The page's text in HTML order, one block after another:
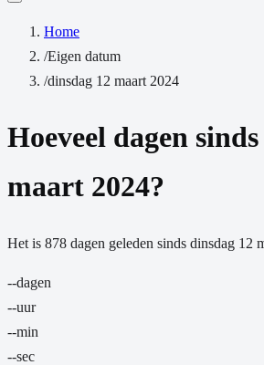
Home
/Eigen datum
/dinsdag 12 maart 2024
Hoeveel dagen sinds
maart 2024?
Het is 878 dagen geleden sinds dinsdag 12
--dagen
--uur
--min
--sec